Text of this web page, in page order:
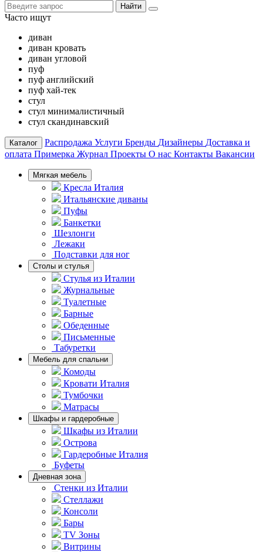
Найти
Часто ищут
диван
диван кровать
диван угловой
пуф
пуф английский
пуф хай-тек
стул
стул минималистичный
стул скандинавский
Каталог Распродажа Услуги Бренды Дизайнеры Доставка и
оплата Примерка Журнал Проекты О нас Контакты Вакансии
Мягкая мебель
Кресла Италия
Итальянские диваны
Пуфы
Банкетки
Шезлонги
Лежаки
Подставки для ног
Столы и стулья
Стулья из Италии
Журнальные
Туалетные
Барные
Обеденные
Письменные
Табуретки
Мебель для спальни
Комоды
Кровати Италия
Тумбочки
Матрасы
Шкафы и гардеробные
Шкафы из Италии
Острова
Гардеробные Италия
Буфеты
Дневная зона
Стенки из Италии
Стеллажи
Консоли
Бары
TV Зоны
Витрины